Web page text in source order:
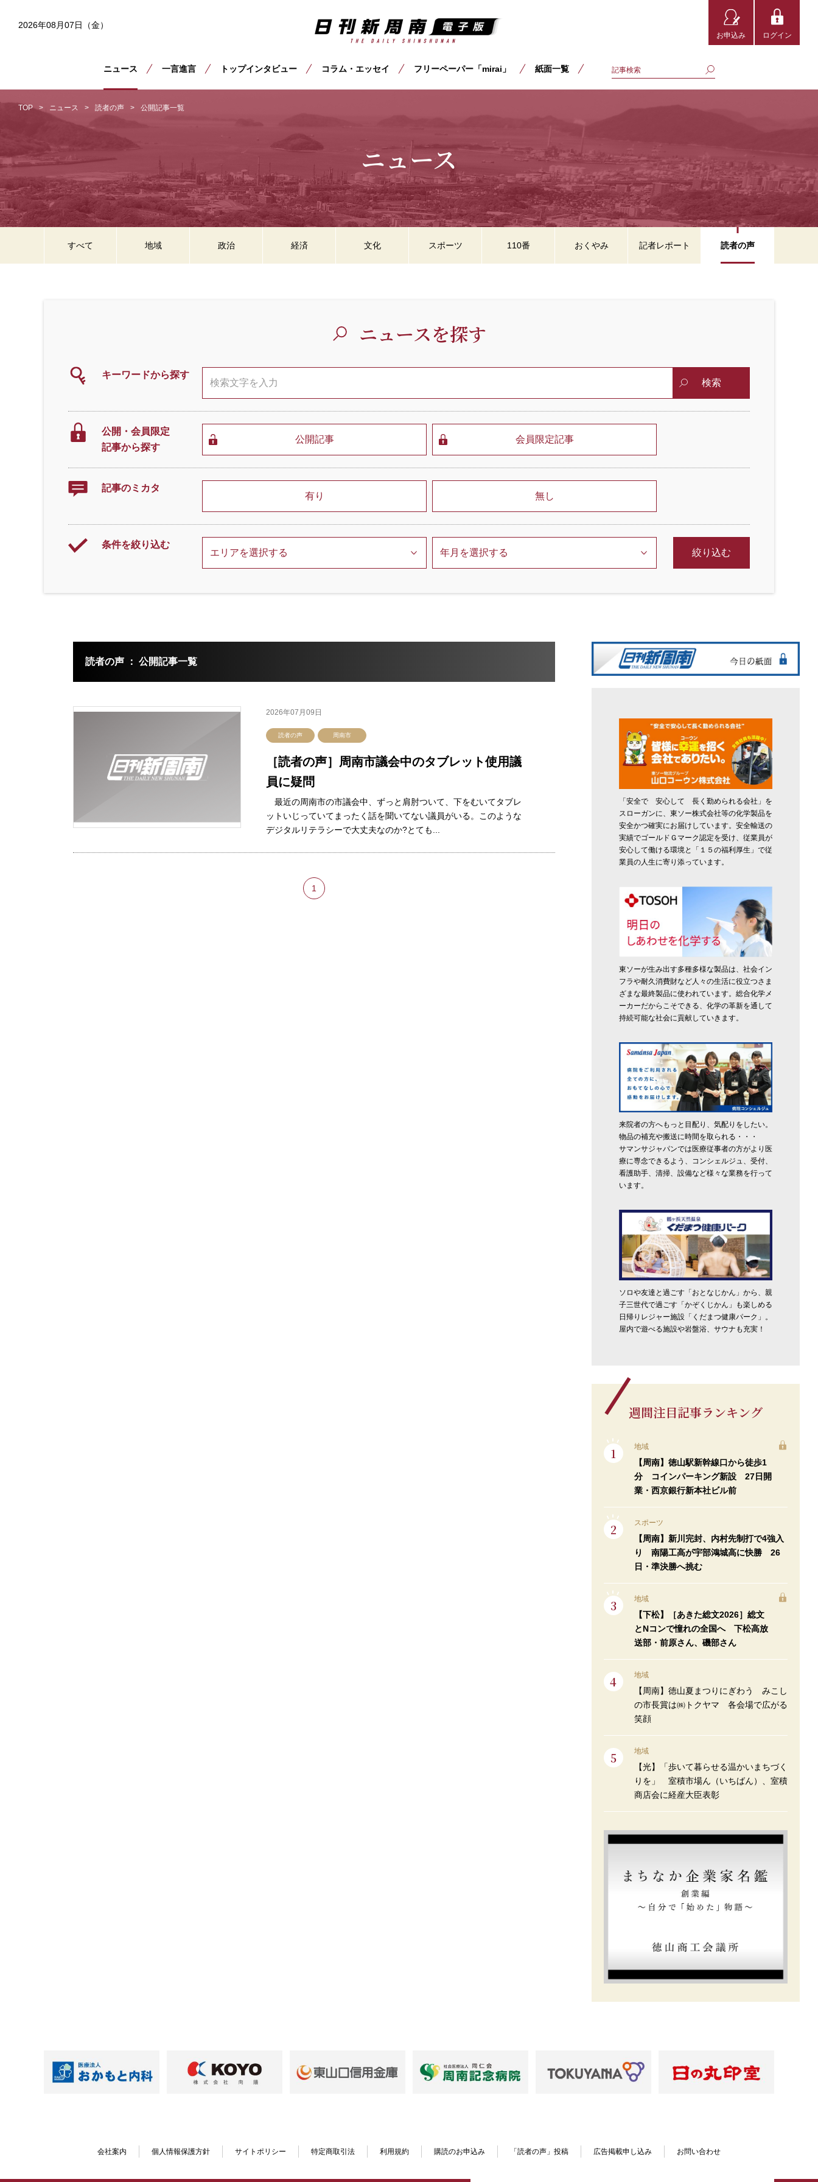
2026年08月07日（金）
お申込み ログイン
ニュース 一言進言 トップインタビュー コラム・エッセイ フリーペーパー「mirai」 紙面一覧
TOP ニュース 読者の声 公開記事一覧
ニュース
ニュースを探す
キーワードから探す
検索
公開・会員限定
記事から探す
公開記事 会員限定記事
記事のミカタ
有り 無し
条件を絞り込む
絞り込む
すべて 地域 政治 経済 文化 スポーツ 110番 おくやみ 記者レポート 読者の声
読者の声 ： 公開記事一覧
2026年07月09日
読者の声 周南市
［読者の声］周南市議会中のタブレット使用議
員に疑問
最近の周南市の市議会中、ずっと肩肘ついて、下をむいてタブレ
ットいじっていてまったく話を聞いてない議員がいる。このような
デジタルリテラシーで大丈夫なのか?とても...
1
「安全で 安心して 長く勤められる会社」を
スローガンに、東ソー株式会社等の化学製品を
安全かつ確実にお届けしています。安全輸送の
実績でゴールドＧマーク認定を受け、従業員が
安心して働ける環境と「１５の福利厚生」で従
業員の人生に寄り添っています。
東ソーが生み出す多種多様な製品は、社会イン
フラや耐久消費財など人々の生活に役立つさま
ざまな最終製品に使われています。総合化学メ
ーカーだからこそできる、化学の革新を通して
持続可能な社会に貢献していきます。
来院者の方へもっと目配り、気配りをしたい。
物品の補充や搬送に時間を取られる・・・
サマンサジャパンでは医療従事者の方がより医
療に専念できるよう、コンシェルジュ、受付、
看護助手、清掃、設備など様々な業務を行って
います。
ソロや友達と過ごす「おとなじかん」から、親
子三世代で過ごす「かぞくじかん」も楽しめる
日帰りレジャー施設「くだまつ健康パーク」。
屋内で遊べる施設や岩盤浴、サウナも充実！
週間注目記事ランキング
地域
【周南】徳山駅新幹線口から徒歩1
分 コインパーキング新設 27日開
業・西京銀行新本社ビル前
スポーツ
【周南】新川完封、内村先制打で4強入
り 南陽工高が宇部鴻城高に快勝 26
日・準決勝へ挑む
地域
【下松】［あきた総文2026］総文
とNコンで憧れの全国へ 下松高放
送部・前原さん、磯部さん
地域
【周南】徳山夏まつりにぎわう みこし
の市長賞は㈱トクヤマ 各会場で広がる
笑顔
地域
【光】「歩いて暮らせる温かいまちづく
りを」 室積市場ん（いちばん）、室積
商店会に経産大臣表彰
会社案内 個人情報保護方針 サイトポリシー 特定商取引法 利用規約 購読のお申込み 「読者の声」投稿 広告掲載申し込み お問い合わせ